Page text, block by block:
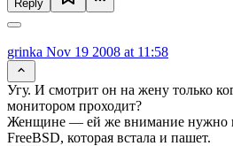
Reply
grinka Nov 19 2008 at 11:58
Угу. И смотрит он на жену только
монитором проходит?
Женщине — ей же внимание нужно
FreeBSD, которая встала и пашет.